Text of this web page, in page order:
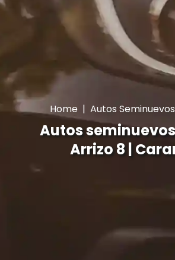
Home | Autos Seminuevos
Autos
Arrizo 8 |